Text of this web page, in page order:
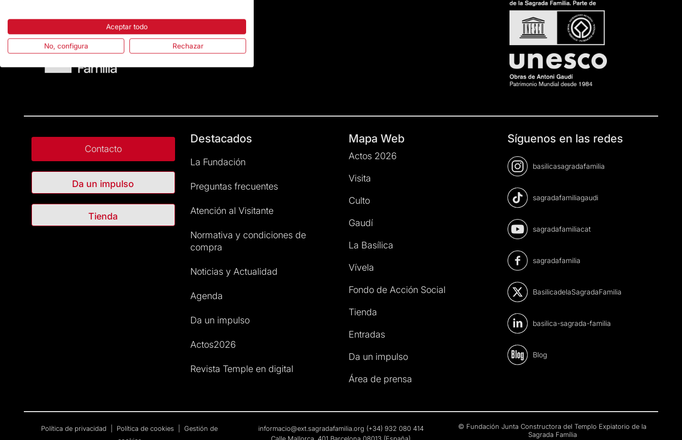
Contacto
Da un impulso
Tienda
Destacados
La Fundación
Preguntas frecuentes
Atención al Visitante
Normativa y condiciones de
compra
Noticias y Actualidad
Agenda
Da un impulso
Actos2026
Revista Temple en digital
Mapa Web
Actos 2026
Visita
Culto
Gaudí
La Basílica
Vívela
Fondo de Acción Social
Tienda
Entradas
Da un impulso
Área de prensa
Síguenos en las redes
basilicasagradafamilia
sagradafamiliagaudi
sagradafamiliacat
sagradafamilia
BasilicadelaSagradaFamilia
basilica-sagrada-familia
Blog
Política de privacidad Política de cookies
Gestión de
informacio@ext.sagradafamilia.org (+34) 932 080 414
Calle Mallorca, 401 Barcelona 08013 (España)
© Fundación Junta Constructora del Templo Expiatorio de la
Sagrada Família
Aceptar todo
No, configura Rechazar